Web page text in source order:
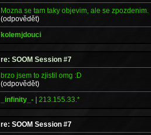
Mozna se tam taky objevim, ale se zpozdenim.
(odpovědět)
kolemjdouci
re: SOOM Session #7
brzo jsem to zjistil omg :D
(odpovědět)
_infinity_- |213.155.33.*
re: SOOM Session #7